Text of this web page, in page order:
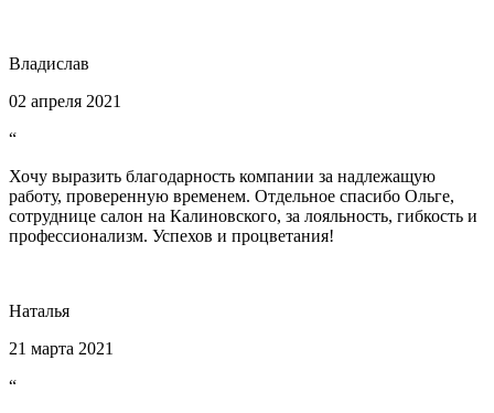
Владислав
02 апреля 2021
“
Хочу выразить благодарность компании за надлежащую
работу, проверенную временем. Отдельное спасибо Ольге,
сотруднице салон на Калиновского, за лояльность, гибкость и
профессионализм. Успехов и процветания!
Наталья
21 марта 2021
“